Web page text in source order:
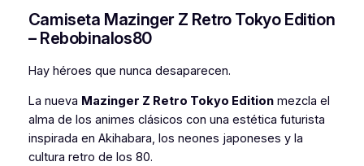
l
e
r
a
:
2
s
:
1
9
,
9
n
t
g
e
y
Camiseta Mazinger Z Retro Tokyo Edition
– Rebobinalos80
Hay héroes que nunca desaparecen.
La nueva Mazinger Z Retro Tokyo Editionmezcla el
alma de los animes clásicos con una estética futurista
inspirada en Akihabara, los neones japoneses y la
cultura retro de los 80.